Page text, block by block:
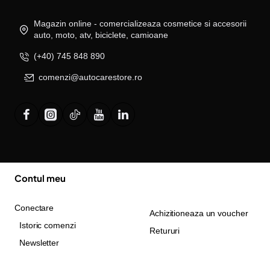
Magazin online - comercializeaza cosmetice si accesorii
auto, moto, atv, biciclete, camioane
(+40) 745 848 890
comenzi@autocarestore.ro
Contul meu
Conectare
Istoric comenzi
Newsletter
Achizitioneaza un voucher
Retururi